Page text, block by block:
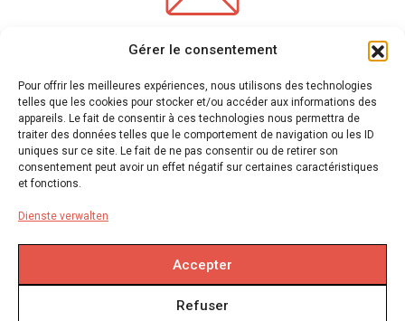
Gérer le consentement
Pour offrir les meilleures expériences, nous utilisons des technologies
telles que les cookies pour stocker et/ou accéder aux informations des
appareils. Le fait de consentir à ces technologies nous permettra de
traiter des données telles que le comportement de navigation ou les ID
uniques sur ce site. Le fait de ne pas consentir ou de retirer son
consentement peut avoir un effet négatif sur certaines caractéristiques
et fonctions.
Dienste verwalten
Accepter
Refuser
Pflichtfelder
Geben Sie Ihre E-Mail-Adresse ein, um unseren Newsletter
zu erhalten
Wir verwenden mailchimp für den Versand von Newslettern(Siehe hier ihre
Datenschutzerklärung)
. Sie können sich jederzeit abmelden, indem Sie auf den Link in der
Fußzeile unserer E-Mails klicken. Für weitere Informationen besuchen Sie bitteunsere
Datenschutzerklärung.
Erstattungs- und Rückgabepolitik